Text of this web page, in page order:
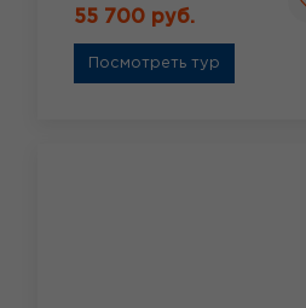
55 700 руб.
Посмотреть тур